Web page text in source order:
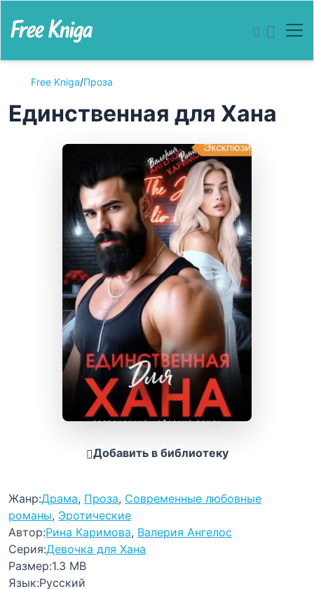
Free Kniga/Проза
Единственная для Хана
Добавить в библиотеку
Жанр:Драма, Проза, Современные любовные
романы, Эротические
Автор:Рина Каримова, Валерия Ангелос
Серия:Девочка для Хана
Размер:1.3 MB
Язык:Русский